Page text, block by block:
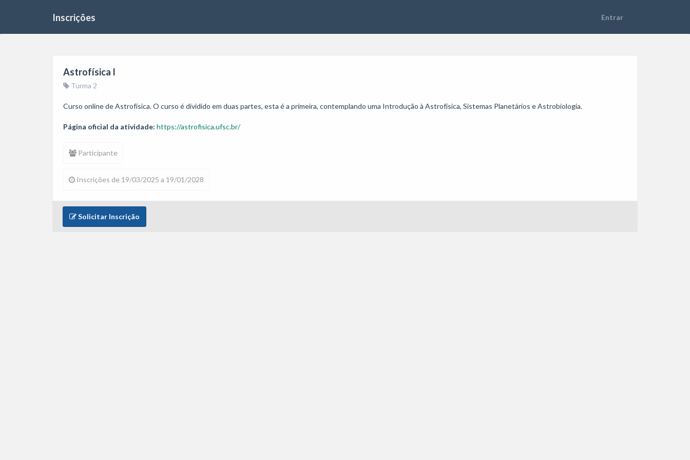
Inscrições
Astrofísica I
Turma 2
Curso online de Astrofísica. O curso é dividido em duas partes, esta é a primeira, contemplando uma Introdução à Astrofísica, Sistemas Planetários e Astrobiologia.
Página oficial da atividade: https://astrofisica.ufsc.br/
Participante
Inscrições de 19/03/2025 a 19/01/2028
Solicitar Inscrição